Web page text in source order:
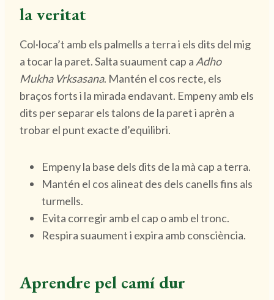
la veritat
Col·loca’t amb els palmells a terra i els dits del mig
a tocar la paret. Salta suaument cap a Adho
Mukha Vrksasana. Mantén el cos recte, els
braços forts i la mirada endavant. Empeny amb els
dits per separar els talons de la paret i aprèn a
trobar el punt exacte d’equilibri.
Empeny la base dels dits de la mà cap a terra.
Mantén el cos alineat des dels canells fins als
turmells.
Evita corregir amb el cap o amb el tronc.
Respira suaument i expira amb consciència.
Aprendre pel camí dur